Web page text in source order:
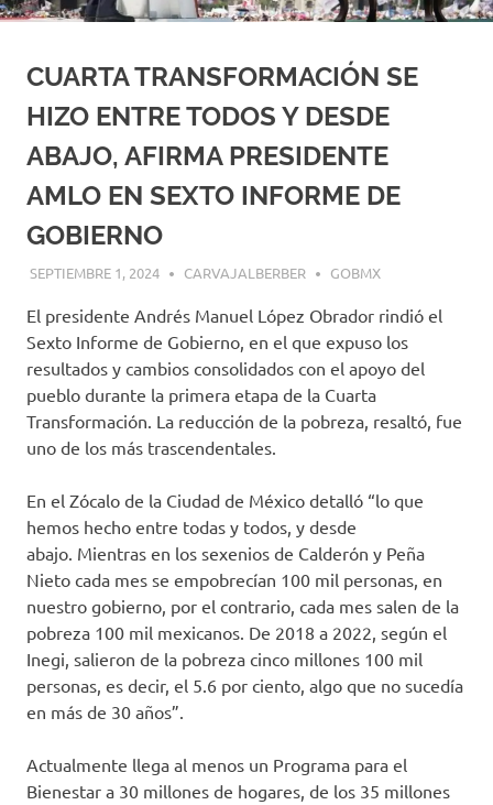
CUARTA TRANSFORMACIÓN SE
HIZO ENTRE TODOS Y DESDE
ABAJO, AFIRMA PRESIDENTE
AMLO EN SEXTO INFORME DE
GOBIERNO
SEPTIEMBRE 1, 2024 CARVAJALBERBER GOBMX
El presidente Andrés Manuel López Obrador rindió el
Sexto Informe de Gobierno, en el que expuso los
resultados y cambios consolidados con el apoyo del
pueblo durante la primera etapa de la Cuarta
Transformación. La reducción de la pobreza, resaltó, fue
uno de los más trascendentales.
En el Zócalo de la Ciudad de México detalló “lo que
hemos hecho entre todas y todos, y desde
abajo. Mientras en los sexenios de Calderón y Peña
Nieto cada mes se empobrecían 100 mil personas, en
nuestro gobierno, por el contrario, cada mes salen de la
pobreza 100 mil mexicanos. De 2018 a 2022, según el
Inegi, salieron de la pobreza cinco millones 100 mil
personas, es decir, el 5.6 por ciento, algo que no sucedía
en más de 30 años”.
Actualmente llega al menos un Programa para el
Bienestar a 30 millones de hogares, de los 35 millones